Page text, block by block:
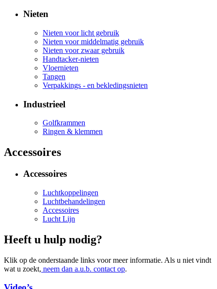
Nieten
Nieten voor licht gebruik
Nieten voor middelmatig gebruik
Nieten voor zwaar gebruik
Handtacker-nieten
Vloernieten
Tangen
Verpakkings - en bekledingsnieten
Industrieel
Golfkrammen
Ringen & klemmen
Accessoires
Accessoires
Luchtkoppelingen
Luchtbehandelingen
Accessoires
Lucht Lijn
Heeft u hulp nodig?
Klik op de onderstaande links voor meer informatie. Als u niet vindt
wat u zoekt, neem dan a.u.b. contact op.